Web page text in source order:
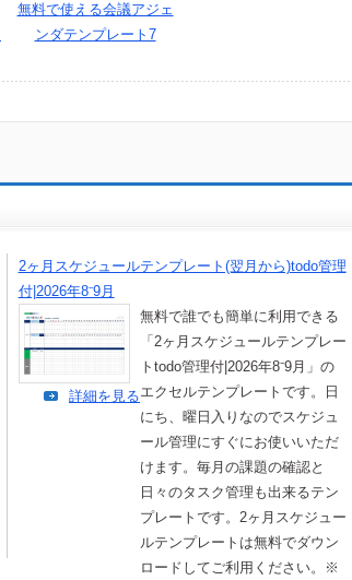
無料で使える会議アジェ
ンダテンプレート7
2ヶ月スケジュールテンプレート(翌月から)todo管理
付|2026年8⁻9月
無料で誰でも簡単に利用できる
「2ヶ月スケジュールテンプレー
トtodo管理付|2026年8⁻9月」の
エクセルテンプレートです。日
にち、曜日入りなのでスケジュ
ール管理にすぐにお使いいただ
けます。毎月の課題の確認と
日々のタスク管理も出来るテン
プレートです。2ヶ月スケジュー
ルテンプレートは無料でダウン
ロードしてご利用ください。※
詳細を見る